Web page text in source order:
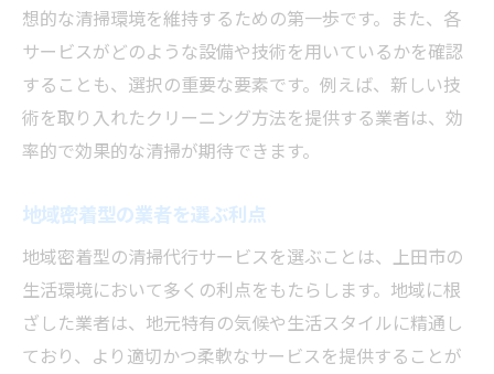
想的な清掃環境を維持するための第一歩です。また、各
サービスがどのような設備や技術を用いているかを確認
することも、選択の重要な要素です。例えば、新しい技
術を取り入れたクリーニング方法を提供する業者は、効
率的で効果的な清掃が期待できます。
地域密着型の業者を選ぶ利点
地域密着型の清掃代行サービスを選ぶことは、上田市の
生活環境において多くの利点をもたらします。地域に根
ざした業者は、地元特有の気候や生活スタイルに精通し
ており、より適切かつ柔軟なサービスを提供することが